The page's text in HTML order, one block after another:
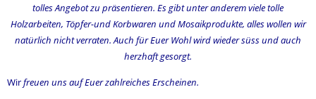
tolles Angebot zu präsentieren. Es gibt unter anderem viele tolle
Holzarbeiten, Töpfer-und Korbwaren und Mosaikprodukte, alles wollen wir
natürlich nicht verraten. Auch für Euer Wohl wird wieder süss und auch
herzhaft gesorgt.
Wirfreuen uns auf Euer zahlreiches Erscheinen.